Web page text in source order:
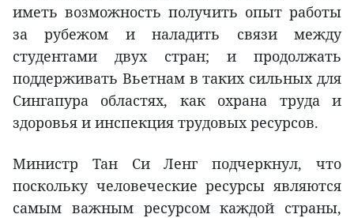
иметь возможность получить опыт работы
за рубежом и наладить связи между
студентами двух стран; и продолжать
поддерживать Вьетнам в таких сильных для
Сингапура областях, как охрана труда и
здоровья и инспекция трудовых ресурсов.
Министр Тан Си Ленг подчеркнул, что
поскольку человеческие ресурсы являются
самым важным ресурсом каждой страны,